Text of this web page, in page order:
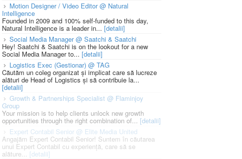
Motion Designer / Video Editor @ Natural
Intelligence
Founded in 2009 and 100% self-funded to this day,
Natural Intelligence is a leader in... [detalii]
Social Media Manager @ Saatchi & Saatchi
Hey! Saatchi & Saatchi is on the lookout for a new
Social Media Manager to... [detalii]
Logistics Exec (Gestionar) @ TAG
Căutăm un coleg organizat și implicat care să lucreze
alături de Head of Logistics și să contribuie la...
[detalii]
Growth & Partnerships Specialist @ Flaminjoy
Group
Your mission is to help clients unlock new growth
opportunities through the right combination of... [detalii]
Expert Contabil Senior @ Elite Media United
Angajăm Expert Contabil Senior! Suntem în căutarea
unui Expert Contabil cu experiență, care să se
alăture... [detalii]